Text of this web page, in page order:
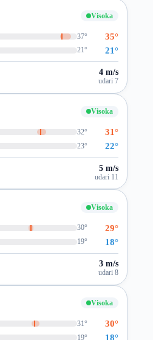
Visoka
37° 35°
21° 21°
4 m/s
udari 7
Visoka
32° 31°
23° 22°
5 m/s
udari 11
Visoka
30° 29°
19° 18°
3 m/s
udari 8
Visoka
31° 30°
19° 18°